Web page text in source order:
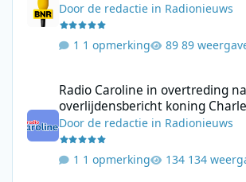
Doorde redactie in Radionieuws
1 opmerking 89
Radio Caroline in overtreding
overlijdensbericht koning
Doorde redactie in Radionieuws
1 opmerking 134